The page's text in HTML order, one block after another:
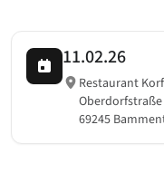
11.02.26
Restaurant
Oberdorfstraße
69245